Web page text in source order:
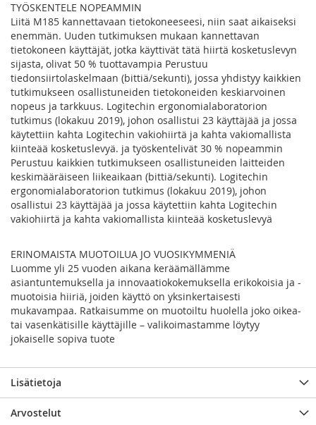
TYÖSKENTELE NOPEAMMIN
Liitä M185 kannettavaan tietokoneeseesi, niin saat aikaiseksi
enemmän. Uuden tutkimuksen mukaan kannettavan
tietokoneen käyttäjät, jotka käyttivät tätä hiirtä kosketuslevyn
sijasta, olivat 50 % tuottavampia Perustuu
tiedonsiirtolaskelmaan (bittiä/sekunti), jossa yhdistyy kaikkien
tutkimukseen osallistuneiden tietokoneiden keskiarvoinen
nopeus ja tarkkuus. Logitechin ergonomialaboratorion
tutkimus (lokakuu 2019), johon osallistui 23 käyttäjää ja jossa
käytettiin kahta Logitechin vakiohiirtä ja kahta vakiomallista
kiinteää kosketuslevyä. ja työskentelivät 30 % nopeammin
Perustuu kaikkien tutkimukseen osallistuneiden laitteiden
keskimääräiseen liikeaikaan (bittiä/sekunti). Logitechin
ergonomialaboratorion tutkimus (lokakuu 2019), johon
osallistui 23 käyttäjää ja jossa käytettiin kahta Logitechin
vakiohiirtä ja kahta vakiomallista kiinteää kosketuslevyä
ERINOMAISTA MUOTOILUA JO VUOSIKYMMENIÄ
Luomme yli 25 vuoden aikana keräämällämme
asiantuntemuksella ja innovaatiokokemuksella erikokoisia ja -
muotoisia hiiriä, joiden käyttö on yksinkertaisesti
mukavampaa. Ratkaisumme on muotoiltu huolella joko oikea-
tai vasenkätisille käyttäjille – valikoimastamme löytyy
jokaiselle sopiva tuote
Lisätietoja
Arvostelut